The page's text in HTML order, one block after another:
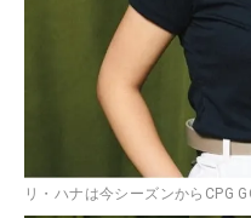
リ・ハナは今シーズンからCPG